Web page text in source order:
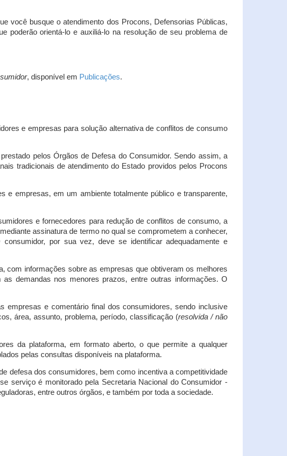
você busque o atendimento dos Procons, Defensorias Públicas,
poderão orientá-lo e auxiliá-lo na resolução de seu problema de
, disponível em Publicações.
e empresas para solução alternativa de conflitos de consumo
pelos Órgãos de Defesa do Consumidor. Sendo assim, a
tradicionais de atendimento do Estado providos pelos Procons
e empresas, em um ambiente totalmente público e transparente,
e fornecedores para redução de conflitos de consumo, a
assinatura de termo no qual se comprometem a conhecer,
por sua vez, deve se identificar adequadamente e
com informações sobre as empresas que obtiveram os melhores
demandas nos menores prazos, entre outras informações. O
e comentário final dos consumidores, sendo inclusive
área, assunto, problema, período, classificação (resolvida / não
da plataforma, em formato aberto, o que permite a qualquer
pelas consultas disponíveis na plataforma.
defesa dos consumidores, bem como incentiva a competitividade
serviço é monitorado pela Secretaria Nacional do Consumidor -
entre outros órgãos, e também por toda a sociedade.